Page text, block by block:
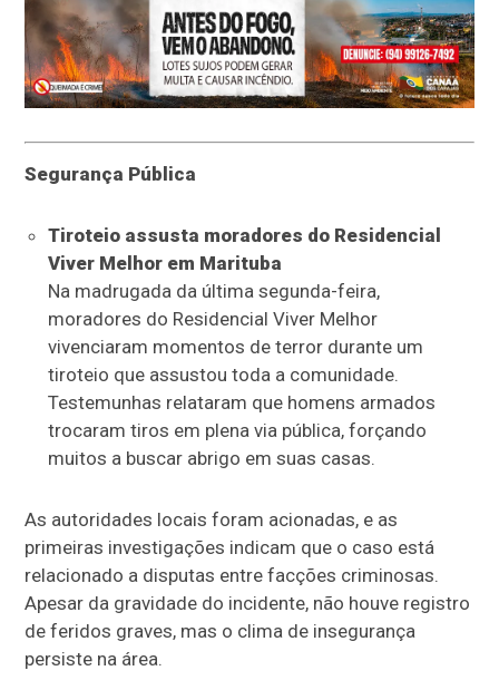
Segurança Pública
Tiroteio assusta moradores do Residencial
Viver Melhor em Marituba
Na madrugada da última segunda-feira,
moradores do Residencial Viver Melhor
vivenciaram momentos de terror durante um
tiroteio que assustou toda a comunidade.
Testemunhas relataram que homens armados
trocaram tiros em plena via pública, forçando
muitos a buscar abrigo em suas casas.
As autoridades locais foram acionadas, e as
primeiras investigações indicam que o caso está
relacionado a disputas entre facções criminosas.
Apesar da gravidade do incidente, não houve registro
de feridos graves, mas o clima de insegurança
persiste na área.